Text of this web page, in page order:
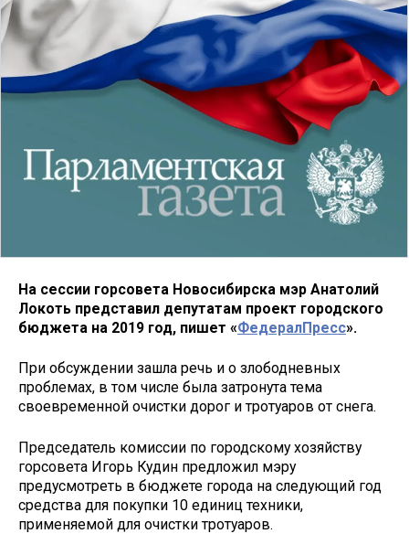
На сессии горсовета Новосибирска мэр Анатолий
Локоть представил депутатам проект городского
бюджета на 2019 год, пишет «ФедералПресс».
При обсуждении зашла речь и о злободневных
проблемах, в том числе была затронута тема
своевременной очистки дорог и тротуаров от снега.
Председатель комиссии по городскому хозяйству
горсовета Игорь Кудин предложил мэру
предусмотреть в бюджете города на следующий год
средства для покупки 10 единиц техники,
применяемой для очистки тротуаров.